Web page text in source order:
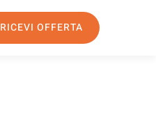
RICEVI OFFERTA